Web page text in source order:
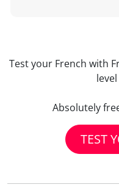
Test your French with
Absolutely
TEST